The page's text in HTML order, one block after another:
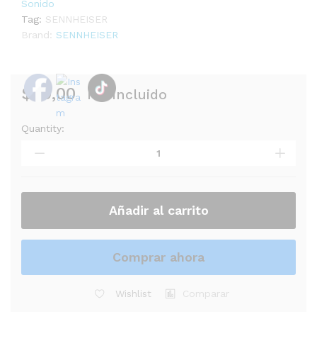
Sonido
Tag: SENNHEISER
Brand: SENNHEISER
$89,00 IVA incluido
AUDIFONO
STEREO
Quantity:
Añadir al carrito
Comprar ahora
Wishlist Comparar